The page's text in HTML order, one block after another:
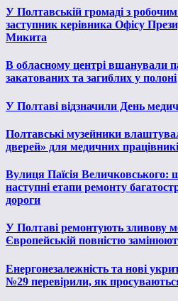
У Полтавській громаді з
заступник керівника Офісу
Микита
В обласному центрі вшанували
закатованих та загиблих у полоні
У Полтаві відзначили День
Полтавські музейники
дверей» для медичних
Вулиця Паїсія Величковського:
наступні етапи ремонту
дороги
У Полтаві ремонтують зливову
Європейській повністю
Енергонезалежність та нові
№29 перевірили, як